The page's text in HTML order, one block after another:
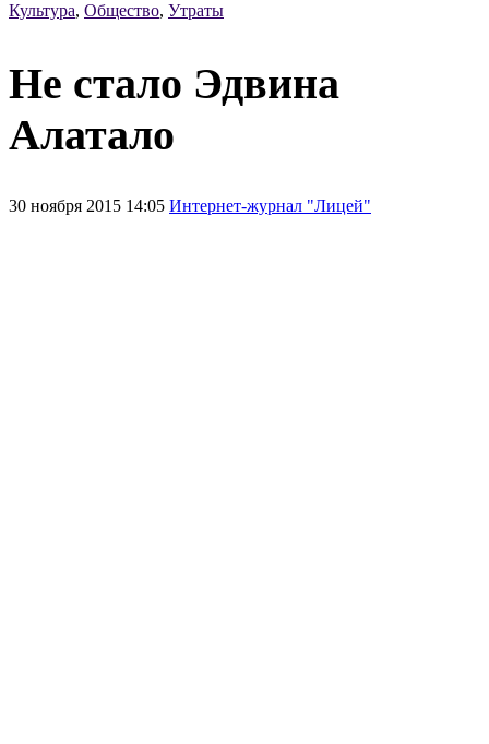
Культура, Общество, Утраты
Не стало Эдвина
Алатало
30 ноября 2015 14:05 Интернет-журнал "Лицей"